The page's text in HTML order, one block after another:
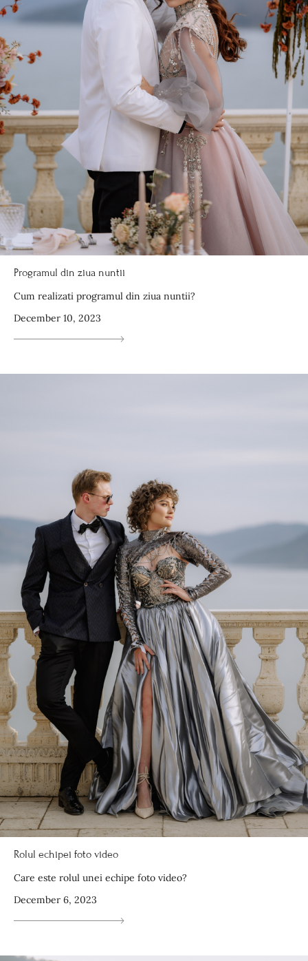
Programul din ziua nuntii
Cum realizati programul din ziua nuntii?
December 10, 2023
Rolul echipei foto video
Care este rolul unei echipe foto video?
December 6, 2023